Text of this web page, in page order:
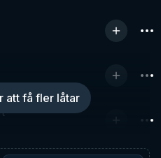
att få fler låtar